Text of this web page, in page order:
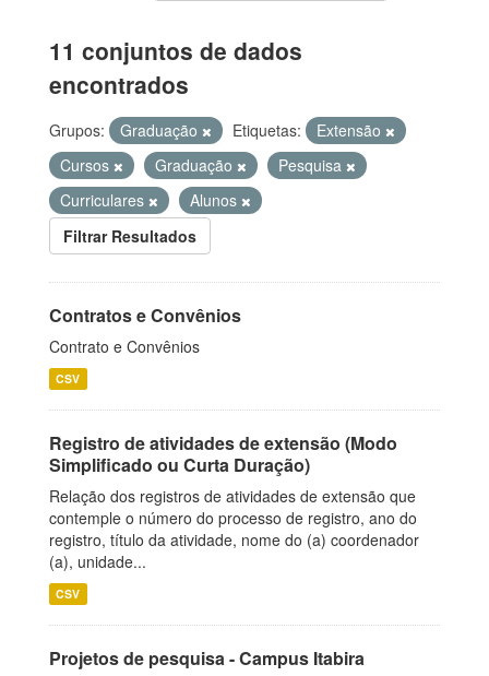
11 conjuntos de dados
encontrados
Grupos: Graduação Etiquetas:
Extensão
Cursos
Graduação
Pesquisa
Curriculares
Alunos
Filtrar Resultados
Contratos e Convênios
Contrato e Convênios
CSV
Registro de atividades de extensão (Modo
Simplificado ou Curta Duração)
Relação dos registros de atividades de extensão que
contemple o número do processo de registro, ano do
registro, título da atividade, nome do (a) coordenador
(a), unidade...
CSV
Projetos de pesquisa - Campus Itabira